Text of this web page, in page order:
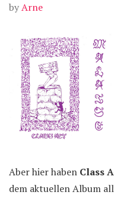
byArne
Aber hier haben Class
dem aktuellen Album